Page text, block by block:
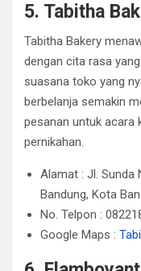
5. Tabitha
Tabitha Bakery
dengan cita rasa
suasana toko yang
berbelanja semakin
pesanan untuk acara
pernikahan.
Alamat : Jl. Sunda
Bandung, Kota
No. Telpon :
Google Maps :